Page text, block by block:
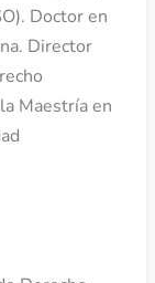
Doctor en
Director
Maestría en